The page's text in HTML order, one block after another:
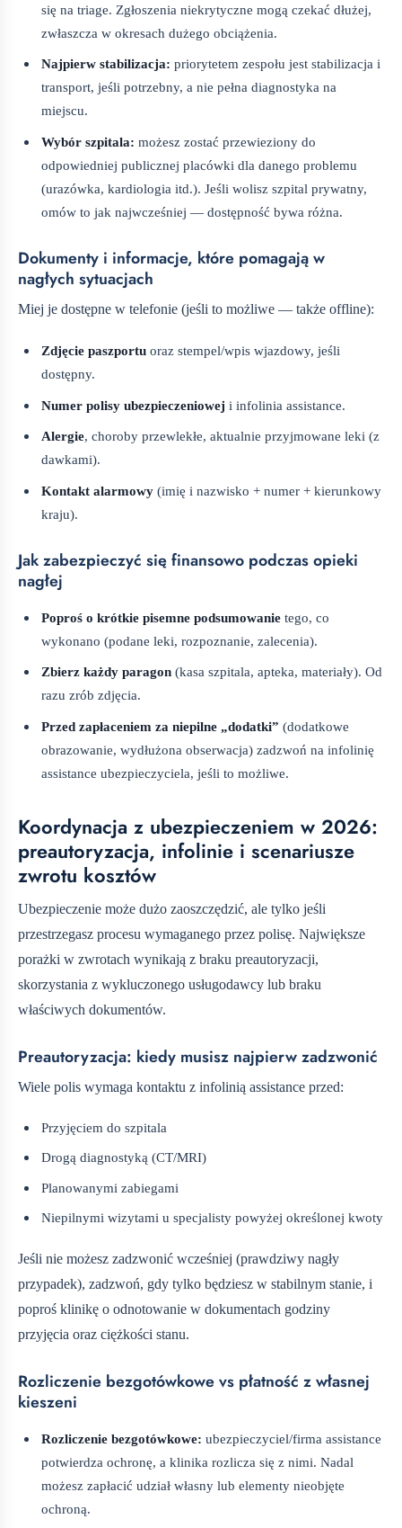
się na triage. Zgłoszenia niekrytyczne mogą czekać dłużej,
zwłaszcza w okresach dużego obciążenia.
Najpierw stabilizacja: priorytetem zespołu jest stabilizacja i
transport, jeśli potrzebny, a nie pełna diagnostyka na
miejscu.
Wybór szpitala: możesz zostać przewieziony do
odpowiedniej publicznej placówki dla danego problemu
(urazówka, kardiologia itd.). Jeśli wolisz szpital prywatny,
omów to jak najwcześniej — dostępność bywa różna.
Dokumenty i informacje, które pomagają w
nagłych sytuacjach
Miej je dostępne w telefonie (jeśli to możliwe — także offline):
Zdjęcie paszportu oraz stempel/wpis wjazdowy, jeśli
dostępny.
Numer polisy ubezpieczeniowej i infolinia assistance.
Alergie, choroby przewlekłe, aktualnie przyjmowane leki (z
dawkami).
Kontakt alarmowy (imię i nazwisko + numer + kierunkowy
kraju).
Jak zabezpieczyć się finansowo podczas opieki
nagłej
Poproś o krótkie pisemne podsumowanie tego, co
wykonano (podane leki, rozpoznanie, zalecenia).
Zbierz każdy paragon (kasa szpitala, apteka, materiały). Od
razu zrób zdjęcia.
Przed zapłaceniem za niepilne „dodatki” (dodatkowe
obrazowanie, wydłużona obserwacja) zadzwoń na infolinię
assistance ubezpieczyciela, jeśli to możliwe.
Koordynacja z ubezpieczeniem w 2026:
preautoryzacja, infolinie i scenariusze
zwrotu kosztów
Ubezpieczenie może dużo zaoszczędzić, ale tylko jeśli
przestrzegasz procesu wymaganego przez polisę. Największe
porażki w zwrotach wynikają z braku preautoryzacji,
skorzystania z wykluczonego usługodawcy lub braku
właściwych dokumentów.
Preautoryzacja: kiedy musisz najpierw zadzwonić
Wiele polis wymaga kontaktu z infolinią assistance przed:
Przyjęciem do szpitala
Drogą diagnostyką (CT/MRI)
Planowanymi zabiegami
Niepilnymi wizytami u specjalisty powyżej określonej kwoty
Jeśli nie możesz zadzwonić wcześniej (prawdziwy nagły
przypadek), zadzwoń, gdy tylko będziesz w stabilnym stanie, i
poproś klinikę o odnotowanie w dokumentach godziny
przyjęcia oraz ciężkości stanu.
Rozliczenie bezgotówkowe vs płatność z własnej
kieszeni
Rozliczenie bezgotówkowe: ubezpieczyciel/firma assistance
potwierdza ochronę, a klinika rozlicza się z nimi. Nadal
możesz zapłacić udział własny lub elementy nieobjęte
ochroną.